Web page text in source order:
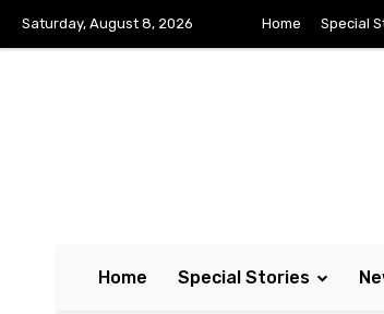
Saturday, August 8, 2026 Home Special
Home Special Stories